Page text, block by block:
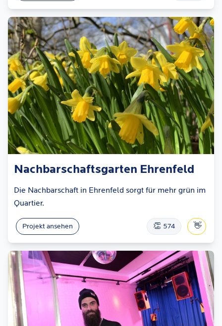
Nachbarschaftsgarten Ehrenfeld
Die Nachbarschaft in Ehrenfeld sorgt für mehr grün im
Quartier.
Projekt ansehen 👏 574 👋